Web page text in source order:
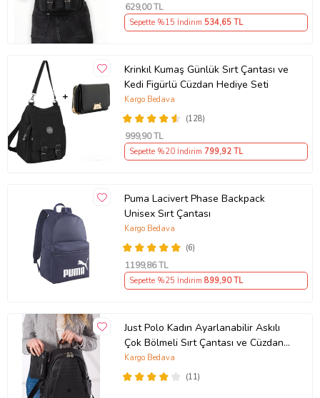
629,00 TL
Sepette %15 İndirim 534,65 TL
Krinkıl Kumaş Günlük Sırt Çantası ve
Kedi Figürlü Cüzdan Hediye Seti
(128)
Kargo Bedava
999,90 TL
Sepette %20 İndirim 799,92 TL
Puma Lacivert Phase Backpack
Unisex Sırt Çantası
(6)
Kargo Bedava
1199,86 TL
Sepette %25 İndirim 899,90 TL
Just Polo Kadın Ayarlanabilir Askılı
Çok Bölmeli Sırt Çantası ve Cüzdan
Kombini PBU4040-1006 (Siyah)
(11)
Kargo Bedava